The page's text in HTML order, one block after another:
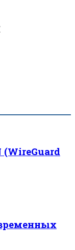
(WireGuard